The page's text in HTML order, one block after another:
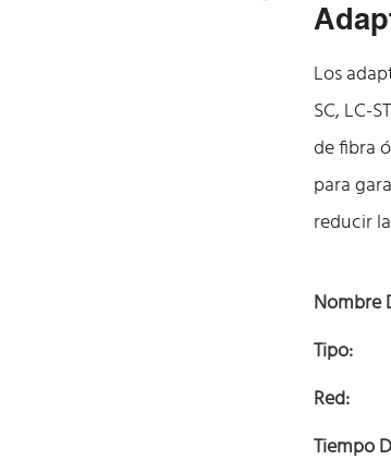
Los
SC, LC-
de fibra
para
reducir
Nombre
Tipo:
Red:
Tiempo